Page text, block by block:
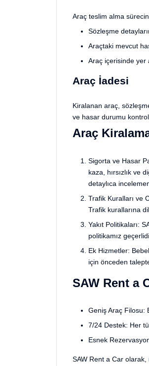
Araç teslim alma
Sözleşme
Araçtaki mevcut
Araç içerisinde yer
Araç İadesi
Kiralanan araç,
ve hasar durumu kontrol
Araç
Sigorta ve Hasar
kaza, hırsızlık ve
detaylıca
Trafik Kuralları ve
Trafik kurallarına
Yakıt Politikaları:
politikamız
Ek Hizmetler:
için önceden
SAW Rent a
Geniş Araç Filosu:
7/24 Destek: Her
Esnek
SAW Rent a Car